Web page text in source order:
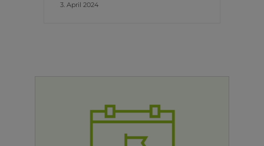
3. April 2024